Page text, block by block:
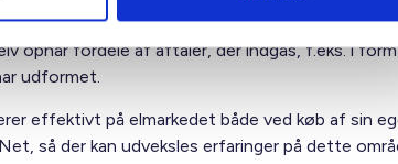
opnår fordele af aftaler, der indgås, f.eks. i
udformet.
effektivt på elmarkedet både ved køb af sin
så der kan udveksles erfaringer på dette